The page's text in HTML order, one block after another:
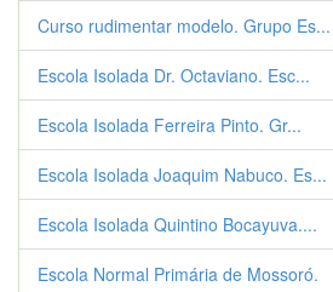
Curso rudimentar modelo. Grupo Es...
Escola Isolada Dr. Octaviano. Esc...
Escola Isolada Ferreira Pinto. Gr...
Escola Isolada Joaquim Nabuco. Es...
Escola Isolada Quintino Bocayuva....
Escola Normal Primária de Mossoró.